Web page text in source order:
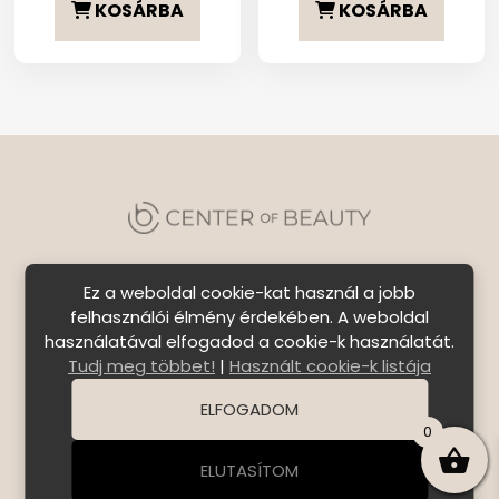
5
999 Ft.
KOSÁRBA
8
299 Ft.
KOSÁRBA
Szállítási feltételek|Általános Szerződési
Feltételek|Bejelentkezés
© Copyright 2026 C E N T E R o f B E A U T Y | All Rights
Reserved. | Designed byASSEMBLY
Ez a weboldal cookie-kat használ a jobb
felhasználói élmény érdekében. A weboldal
használatával elfogadod a cookie-k használatát.
Tudj meg többet! | Használt cookie-k listája
ELFOGADOM
ELUTASÍTOM
0